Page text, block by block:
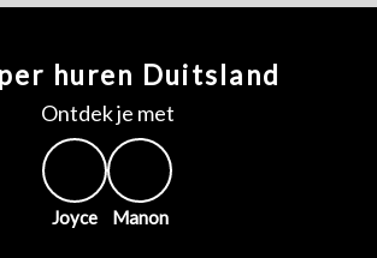
huren Duitsland
Ontdek je met
Joyce Manon